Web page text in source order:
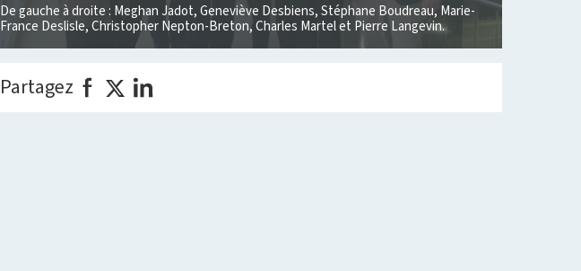
De gauche à droite : Meghan Jadot, Geneviève Desbiens, Stéphane Boudreau, Marie-
France Deslisle, Christopher Nepton-Breton, Charles Martel et Pierre Langevin.
Partagez